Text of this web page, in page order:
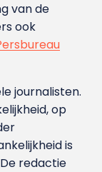
van de
ook
journalisten.
op
is
redactie